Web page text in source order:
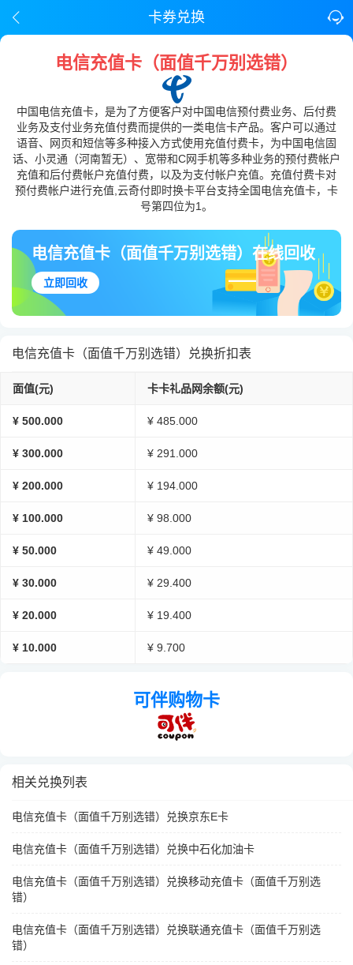
卡券兑换
电信充值卡（面值千万别选错）
中国电信充值卡，是为了方便客户对中国电信预付费业务、后付费
业务及支付业务充值付费而提供的一类电信卡产品。客户可以通过
语音、网页和短信等多种接入方式使用充值付费卡，为中国电信固
话、小灵通（河南暂无）、宽带和C网手机等多种业务的预付费帐户
充值和后付费帐户充值付费，以及为支付帐户充值。充值付费卡对
预付费帐户进行充值,云奇付即时换卡平台支持全国电信充值卡，卡
号第四位为1。
电信充值卡（面值千万别选错）在线回收
立即回收
电信充值卡（面值千万别选错）兑换折扣表
面值(元) 卡卡礼品网余额(元)
¥ 500.000 ¥ 485.000
¥ 300.000 ¥ 291.000
¥ 200.000 ¥ 194.000
¥ 100.000 ¥ 98.000
¥ 50.000 ¥ 49.000
¥ 30.000 ¥ 29.400
¥ 20.000 ¥ 19.400
¥ 10.000 ¥ 9.700
可伴购物卡
相关兑换列表
电信充值卡（面值千万别选错）兑换京东E卡
电信充值卡（面值千万别选错）兑换中石化加油卡
电信充值卡（面值千万别选错）兑换移动充值卡（面值千万别选
错）
电信充值卡（面值千万别选错）兑换联通充值卡（面值千万别选
错）